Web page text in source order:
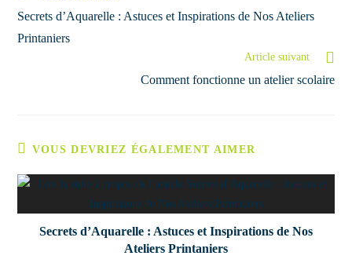
Secrets d’Aquarelle : Astuces et Inspirations de Nos Ateliers
Printaniers
Article suivant
Comment fonctionne un atelier scolaire
VOUS DEVRIEZ ÉGALEMENT AIMER
Secrets d’Aquarelle : Astuces et Inspirations de Nos
Ateliers Printaniers